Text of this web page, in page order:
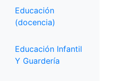
Educación
(docencia)
Educación Infantil
Y Guardería